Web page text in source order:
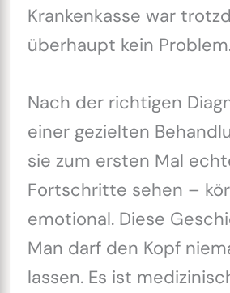
Krankenkasse war
überhaupt kein
Nach der richtigen
einer gezielten
sie zum ersten Mal
Fortschritte sehen –
emotional. Diese
Man darf den Kopf
lassen. Es ist